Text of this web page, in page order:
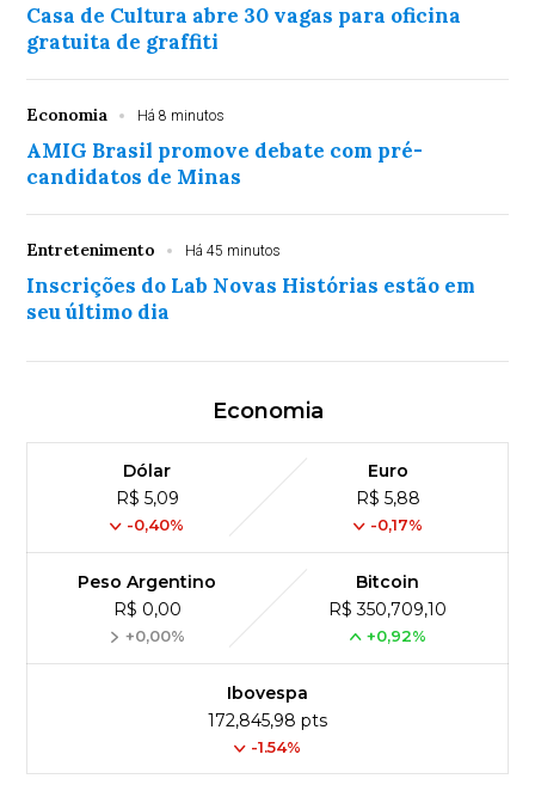
Casa de Cultura abre 30 vagas para oficina
gratuita de graffiti
Economia Há 8 minutos
AMIG Brasil promove debate com pré-
candidatos de Minas
Entretenimento Há 45 minutos
Inscrições do Lab Novas Histórias estão em
seu último dia
Economia
Dólar
R$ 5,09
-0,40%
Euro
R$ 5,88
-0,17%
Peso Argentino
R$ 0,00
+0,00%
Bitcoin
R$ 350,709,10
+0,92%
Ibovespa
172,845,98 pts
-1.54%